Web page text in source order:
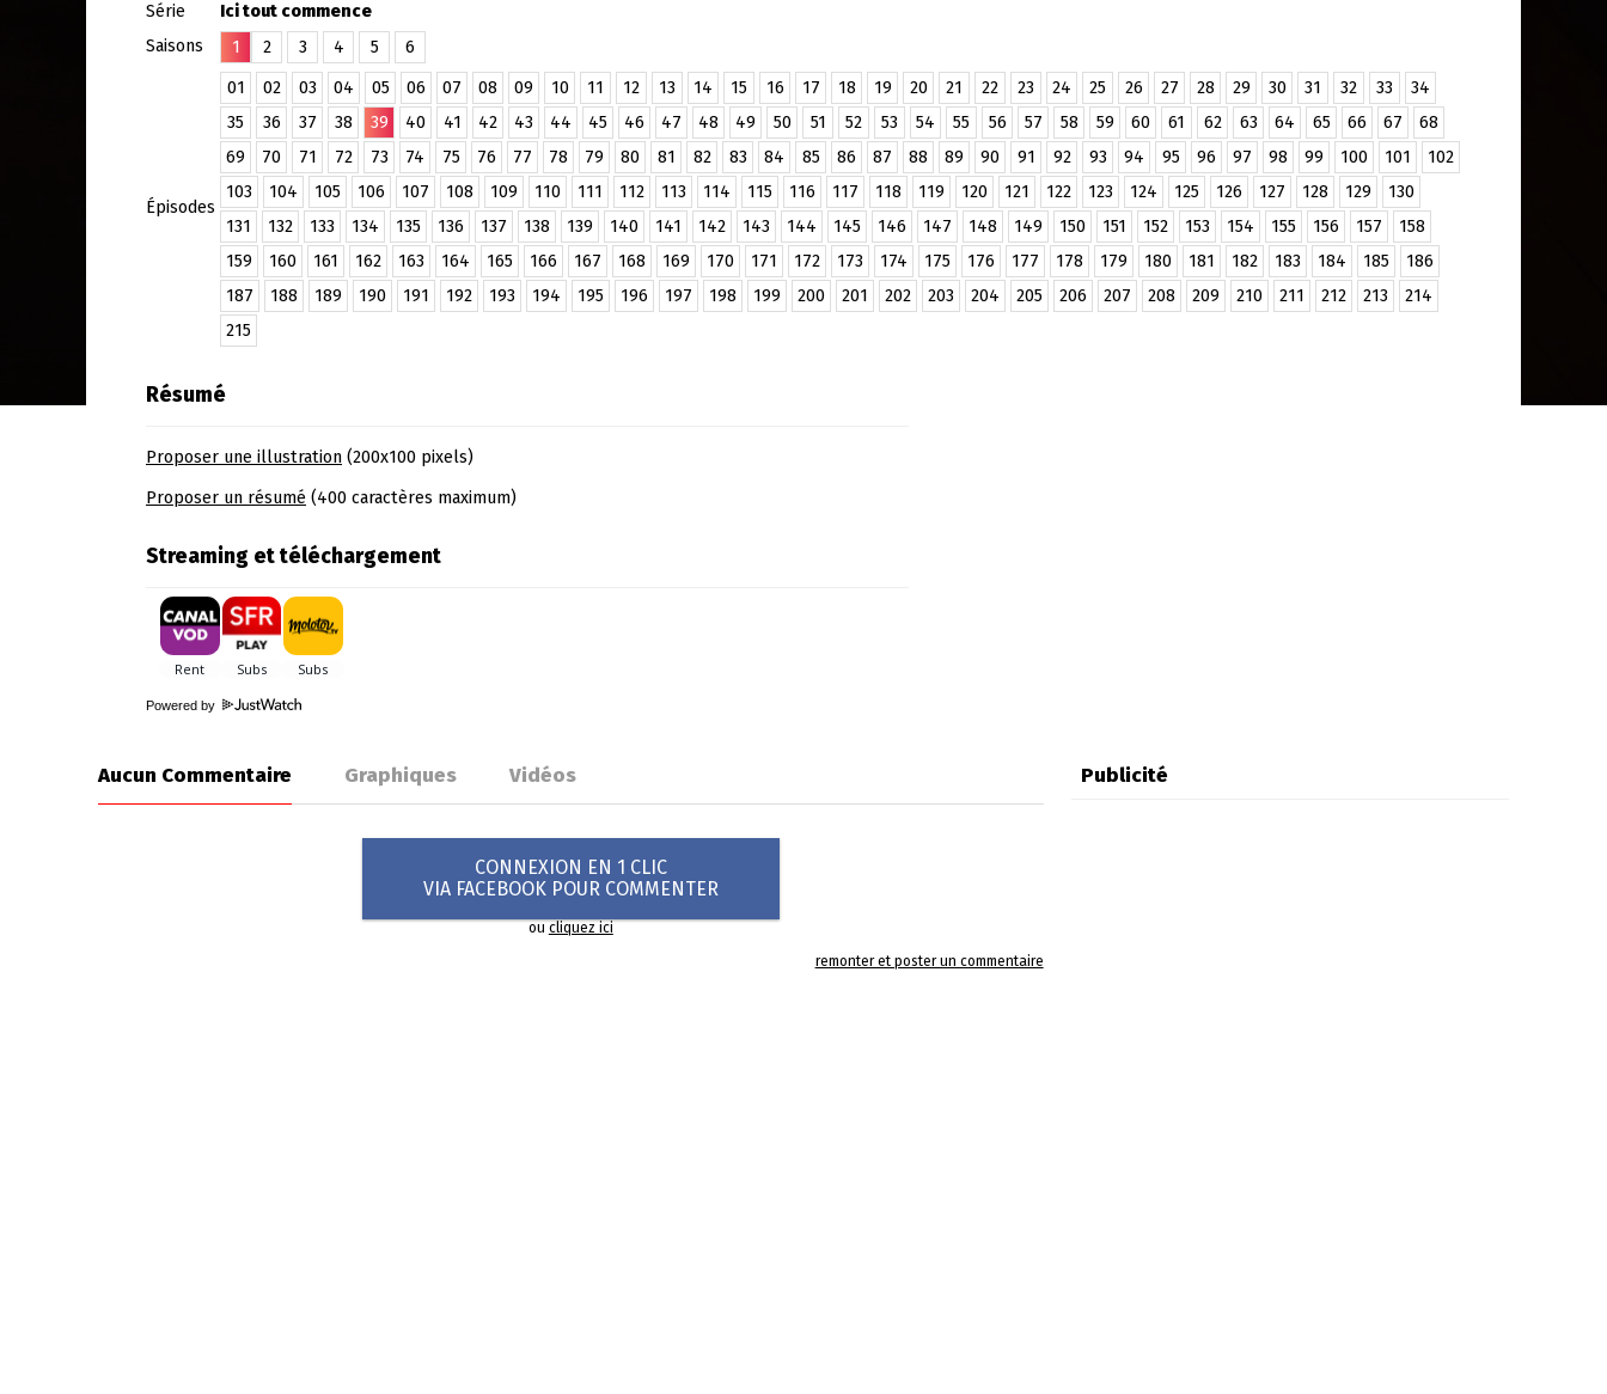
Série
Ici tout commence
Saisons
1 2 3 4 5 6
Épisodes
01 02 03 04 05 06 07 08 09 10 11 12 13 14 15 16 17 18 19 20 21 22 23 24 25 26 27 28 29 30 31 32 33
34
35
36 37 38 39 40 41 42 43 44 45 46 47 48 49 50 51 52 53 54 55 56 57 58 59 60 61 62 63 64 65 66 67
68
69
70 71 72 73 74 75 76 77 78 79 80 81 82 83 84 85 86 87 88 89 90 91 92 93 94 95 96 97 98 99 100 101
102
103
104 105 106 107 108 109 110 111 112 113 114 115 116 117 118 119 120 121 122 123 124 125 126 127 128 129
130
131
132 133 134 135 136 137 138 139 140 141 142 143 144 145 146 147 148 149 150 151 152 153 154 155 156 157
158
159
160 161 162 163 164 165 166 167 168 169 170 171 172 173 174 175 176 177 178 179 180 181 182 183 184 185
186
187
188 189 190 191 192 193 194 195 196 197 198 199 200 201 202 203 204 205 206 207 208 209 210 211 212 213
214
215
Résumé
Proposer une illustration (200x100 pixels)
Proposer un résumé (400 caractères maximum)
Streaming et téléchargement
Powered by
Aucun Commentaire Graphiques Vidéos
CONNEXION EN 1 CLIC
VIA FACEBOOK POUR COMMENTER
oucliquez ici
remonter et poster un commentaire
Publicité